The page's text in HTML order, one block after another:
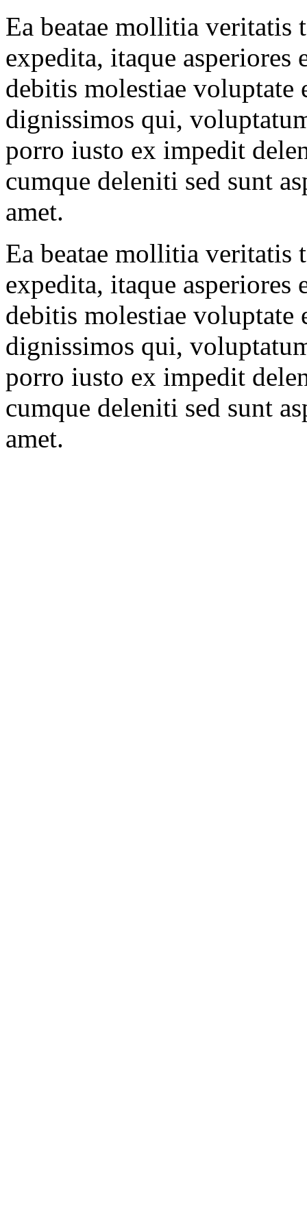
Ea beatae mollitia veritatis
expedita, itaque asperiores
debitis molestiae
dignissimos qui,
porro iusto ex impedit
cumque deleniti sed sunt
amet.
Ea beatae mollitia veritatis
expedita, itaque asperiores
debitis molestiae
dignissimos qui,
porro iusto ex impedit
cumque deleniti sed sunt
amet.